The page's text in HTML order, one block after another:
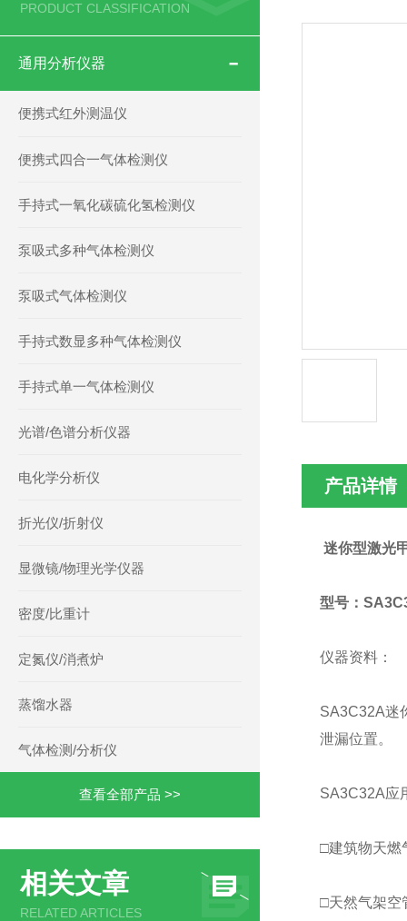
PRODUCT CLASSIFICATION
通用分析仪器
便携式红外测温仪
便携式四合一气体检测仪
手持式一氧化碳硫化氢检测仪
泵吸式多种气体检测仪
泵吸式气体检测仪
手持式数显多种气体检测仪
手持式单一气体检测仪
光谱/色谱分析仪器
电化学分析仪
折光仪/折射仪
显微镜/物理光学仪器
密度/比重计
定氮仪/消煮炉
蒸馏水器
气体检测/分析仪
查看全部产品 >>
相关文章
RELATED ARTICLES
产品详情
迷你型激光
型号：
仪器资料：
SA3C32A迷
泄漏位置。
SA3C32A应
□建筑物天燃
□天然气架空